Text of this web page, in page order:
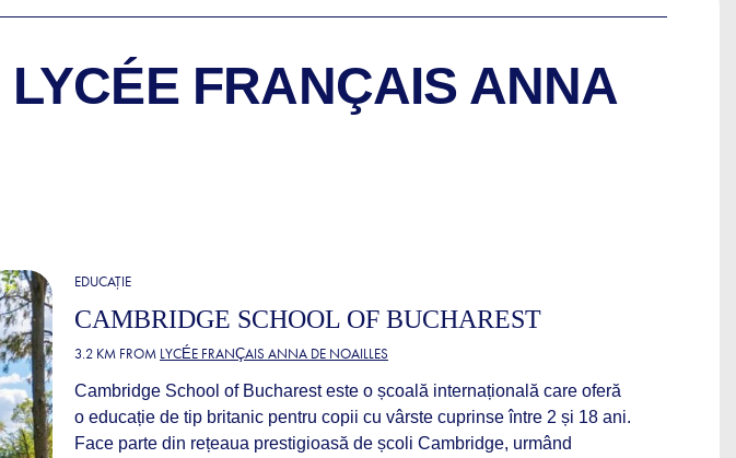
LYCÉE FRANÇAIS ANNA
EDUCAȚIE
CAMBRIDGE SCHOOL OF BUCHAREST
3.2 KM FROM LYCÉE FRANÇAIS ANNA DE NOAILLES
Cambridge School of Bucharest este o școală internațională care oferă
o educație de tip britanic pentru copii cu vârste cuprinse între 2 și 18 ani.
Face parte din rețeaua prestigioasă de școli Cambridge, urmând